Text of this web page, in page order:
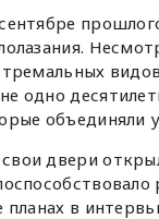
одно
объединяли
двери
планах в